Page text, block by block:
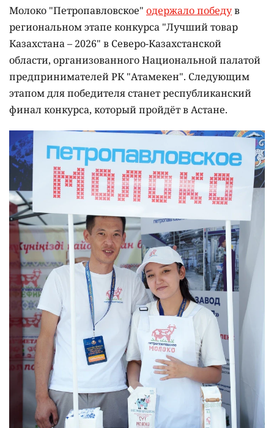
Молоко "Петропавловское" одержало победув
региональном этапе конкурса "Лучший товар
Казахстана – 2026" в Северо-Казахстанской
области, организованного Национальной палатой
предпринимателей РК "Атамекен". Следующим
этапом для победителя станет республиканский
финал конкурса, который пройдёт в Астане.